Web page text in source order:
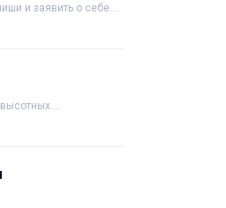
и заявить о себе....